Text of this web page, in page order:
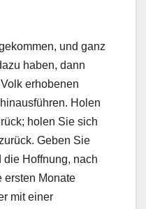
und ganz
haben, dann
erhobenen
Holen
holen Sie sich
Geben Sie
die Hoffnung, nach
ersten Monate
mit einer